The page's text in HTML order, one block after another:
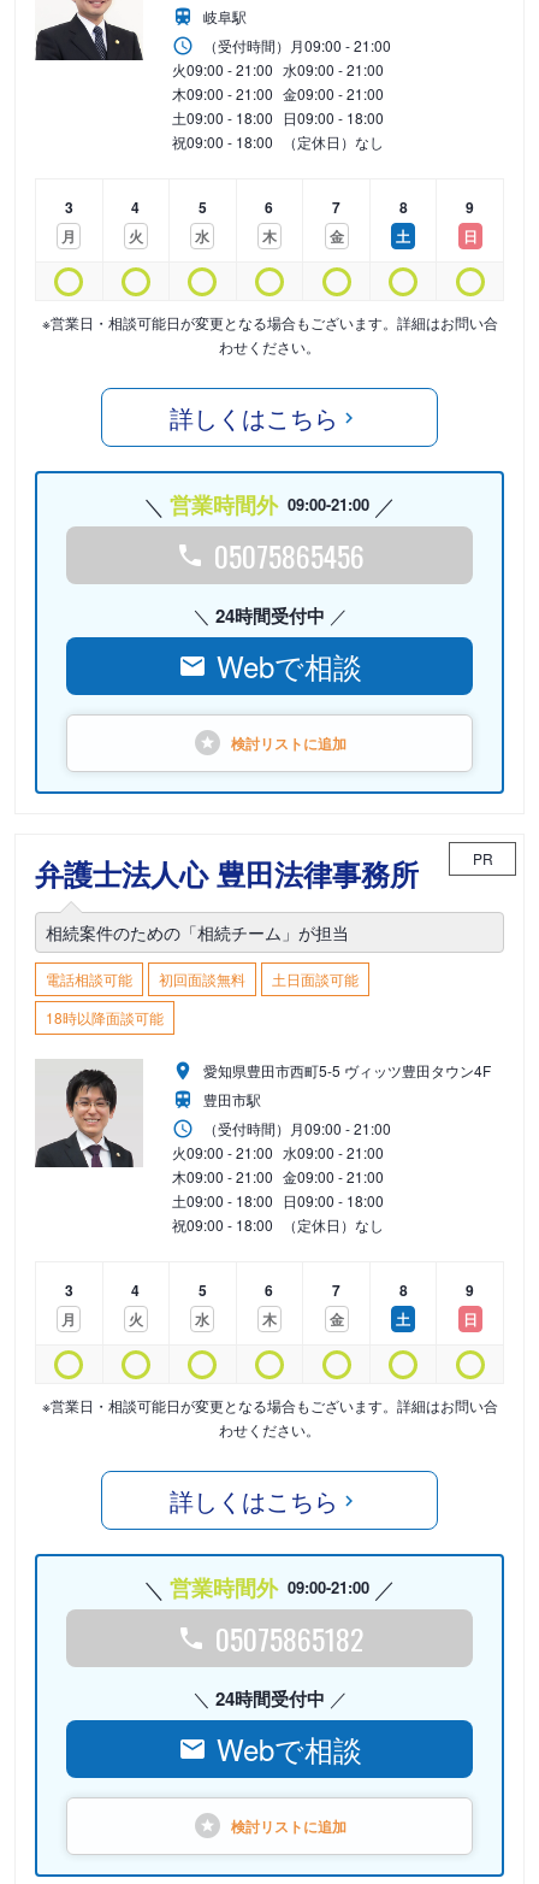
岐阜駅
（受付時間） 月09:00 - 21:00
火09:00 - 21:00 水09:00 - 21:00
木09:00 - 21:00 金09:00 - 21:00
土09:00 - 18:00 日09:00 - 18:00
祝09:00 - 18:00 （定休日）なし
3
月
4
火
5
水
6
木
7
金
8
土
9
日
※営業日・相談可能日が変更となる場合もございます。詳細はお問い合
わせください。
詳しくはこちら
営業時間外 09:00-21:00
05075865456
24時間受付中
Webで相談
検討リストに追加
弁護士法人心 豊田法律事務所 PR
相続案件のための「相続チーム」が担当
電話相談可能 初回面談無料
土日面談可能
18時以降面談可能
愛知県豊田市西町5-5 ヴィッツ豊田タウン4F
豊田市駅
（受付時間） 月09:00 - 21:00
火09:00 - 21:00 水09:00 - 21:00
木09:00 - 21:00 金09:00 - 21:00
土09:00 - 18:00 日09:00 - 18:00
祝09:00 - 18:00 （定休日）なし
3
月
4
火
5
水
6
木
7
金
8
土
9
日
※営業日・相談可能日が変更となる場合もございます。詳細はお問い合
わせください。
詳しくはこちら
営業時間外 09:00-21:00
05075865182
24時間受付中
Webで相談
検討リストに追加